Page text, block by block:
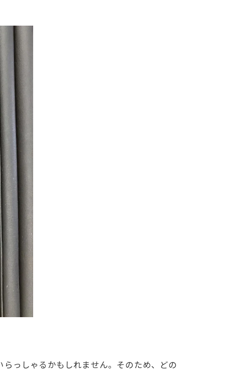
っしゃるかもしれません。そのため、どの